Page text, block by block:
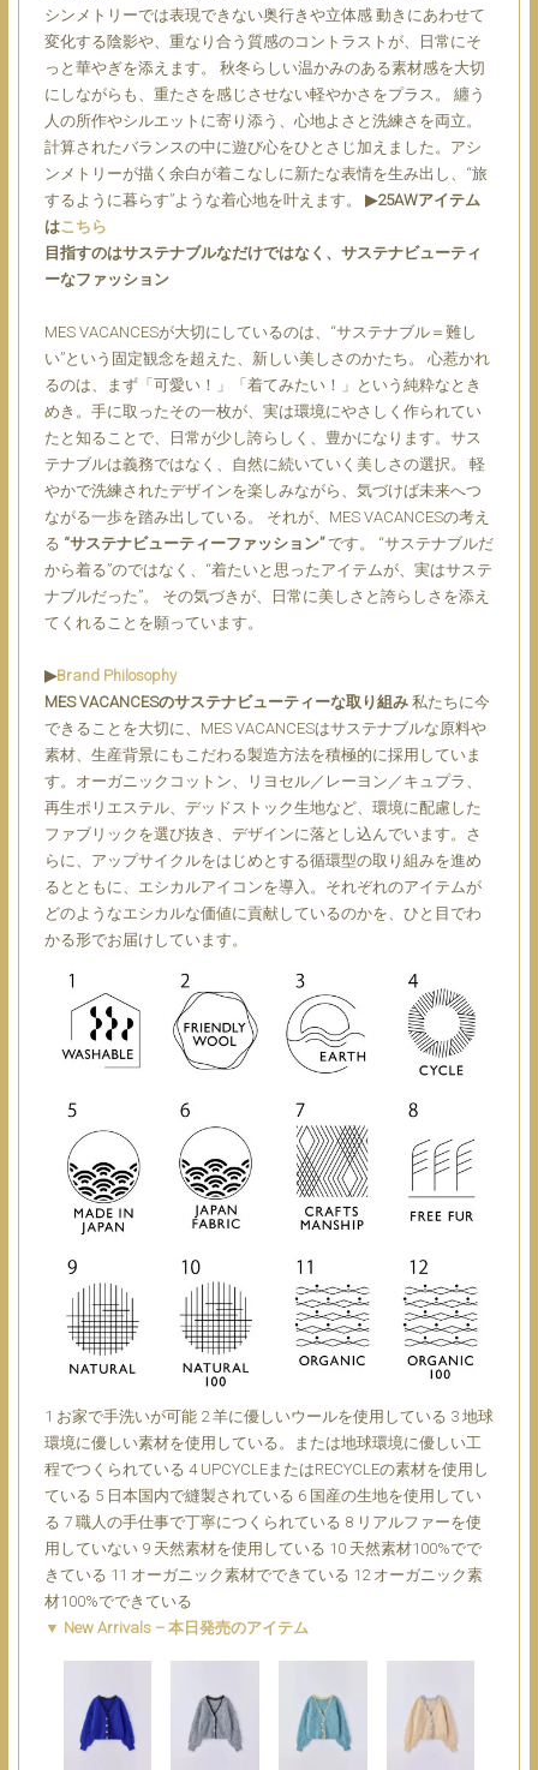
シンメトリーでは表現できない奥行きや立体感 動きにあわせて
変化する陰影や、重なり合う質感のコントラストが、日常にそ
っと華やぎを添えます。 秋冬らしい温かみのある素材感を大切
にしながらも、重たさを感じさせない軽やかさをプラス。 纏う
人の所作やシルエットに寄り添う、心地よさと洗練さを両立。
計算されたバランスの中に遊び心をひとさじ加えました。アシ
ンメトリーが描く余白が着こなしに新たな表情を生み出し、“旅
するように暮らす”ような着心地を叶えます。 ▶︎25AWアイテム
はこちら
目指すのはサステナブルなだけではなく、サステナビューティ
ーなファッション
MES VACANCESが大切にしているのは、“サステナブル＝難し
い”という固定観念を超えた、新しい美しさのかたち。 心惹かれ
るのは、まず「可愛い！」「着てみたい！」という純粋なとき
めき。手に取ったその一枚が、実は環境にやさしく作られてい
たと知ることで、日常が少し誇らしく、豊かになります。サス
テナブルは義務ではなく、自然に続いていく美しさの選択。 軽
やかで洗練されたデザインを楽しみながら、気づけば未来へつ
ながる一歩を踏み出している。 それが、MES VACANCESの考え
る “サステナビューティーファッション”です。 “サステナブルだ
から着る”のではなく、“着たいと思ったアイテムが、実はサステ
ナブルだった”。 その気づきが、日常に美しさと誇らしさを添え
てくれることを願っています。
▶︎Brand Philosophy
MES VACANCESのサステナビューティーな取り組み 私たちに今
できることを大切に、MES VACANCESはサステナブルな原料や
素材、生産背景にもこだわる製造方法を積極的に採用していま
す。オーガニックコットン、リヨセル／レーヨン／キュプラ、
再生ポリエステル、デッドストック生地など、環境に配慮した
ファブリックを選び抜き、デザインに落とし込んでいます。さ
らに、アップサイクルをはじめとする循環型の取り組みを進め
るとともに、エシカルアイコンを導入。それぞれのアイテムが
どのようなエシカルな価値に貢献しているのかを、ひと目でわ
かる形でお届けしています。
1 お家で手洗いが可能 2 羊に優しいウールを使用している 3 地球
環境に優しい素材を使用している。または地球環境に優しい工
程でつくられている 4 UPCYCLEまたはRECYCLEの素材を使用し
ている 5 日本国内で縫製されている 6 国産の生地を使用してい
る 7 職人の手仕事で丁寧につくられている 8 リアルファーを使
用していない 9 天然素材を使用している 10 天然素材100%でで
きている 11 オーガニック素材でできている 12 オーガニック素
材100%でできている
▼ New Arrivals – 本日発売のアイテム